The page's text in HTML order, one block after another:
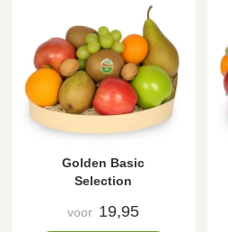
Golden Basic
Selection
voor 19,95